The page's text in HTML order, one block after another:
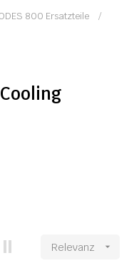
800 Ersatzteile
Relevanz 